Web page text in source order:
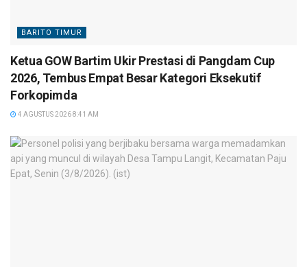
BARITO TIMUR
Ketua GOW Bartim Ukir Prestasi di Pangdam Cup
2026, Tembus Empat Besar Kategori Eksekutif
Forkopimda
4 AGUSTUS 2026 8:41 AM